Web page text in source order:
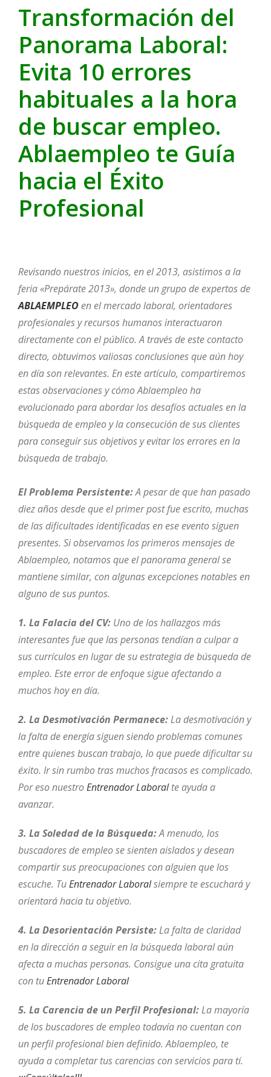
Transformación del
Panorama Laboral:
Evita 10 errores
habituales a la hora
de buscar empleo.
Ablaempleo te Guía
hacia el Éxito
Profesional
Revisando nuestros inicios, en el 2013, asistimos a la
feria «Prepárate 2013», donde un grupo de expertos de
ABLAEMPLEOen el mercado laboral, orientadores
profesionales y recursos humanos interactuaron
directamente con el público. A través de este contacto
directo, obtuvimos valiosas conclusiones que aún hoy
en día son relevantes. En este artículo, compartiremos
estas observaciones y cómo Ablaempleo ha
evolucionado para abordar los desafíos actuales en la
búsqueda de empleo y la consecución de sus clientes
para conseguir sus objetivos y evitar los errores en la
búsqueda de trabajo.
El Problema Persistente:A pesar de que han pasado
diez años desde que el primer post fue escrito, muchas
de las dificultades identificadas en ese evento siguen
presentes. Si observamos los primeros mensajes de
Ablaempleo, notamos que el panorama general se
mantiene similar, con algunas excepciones notables en
alguno de sus puntos.
1. La Falacia del CV:Uno de los hallazgos más
interesantes fue que las personas tendían a culpar a
sus currículos en lugar de su estrategia de búsqueda de
empleo. Este error de enfoque sigue afectando a
muchos hoy en día.
2. La Desmotivación Permanece:La desmotivación y
la falta de energía siguen siendo problemas comunes
entre quienes buscan trabajo, lo que puede dificultar su
éxito. Ir sin rumbo tras muchos fracasos es complicado.
Por eso nuestroEntrenador Laboralte ayuda a
avanzar.
3. La Soledad de la Búsqueda:A menudo, los
buscadores de empleo se sienten aislados y desean
compartir sus preocupaciones con alguien que los
escuche. TuEntrenador Laboralsiempre te escuchará y
orientará hacia tu objetivo.
4. La Desorientación Persiste:La falta de claridad
en la dirección a seguir en la búsqueda laboral aún
afecta a muchas personas. Consigue una cita gratuita
con tuEntrenador Laboral
5. La Carencia de un Perfil Profesional:La mayoría
de los buscadores de empleo todavía no cuentan con
un perfil profesional bien definido. Ablaempleo, te
ayuda a completar tus carencias con servicios para tí.